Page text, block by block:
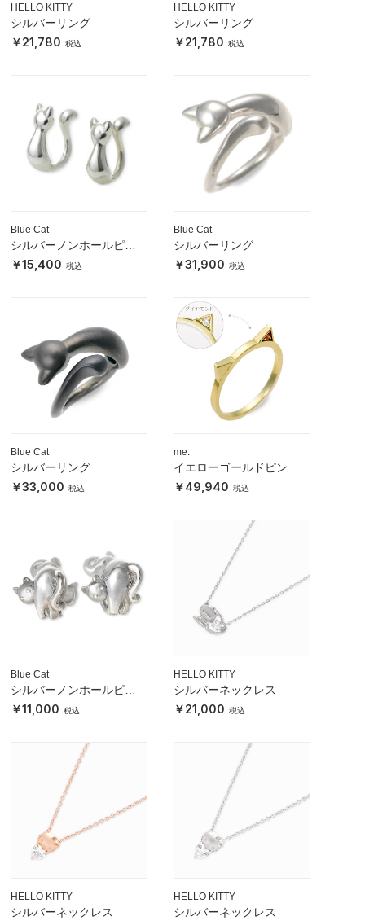
HELLO KITTY
シルバーリング
21,780
HELLO KITTY
シルバーリング
21,780
Blue Cat
シルバーノンホールピア
ス15,400
Blue Cat
シルバーリング
31,900
Blue Cat
シルバーリング
33,000
me.
イエローゴールドピンキ
ーリング
49,940
Blue Cat
シルバーノンホールピア
ス11,000
HELLO KITTY
シルバーネックレス
21,000
HELLO KITTY
シルバーネックレス
HELLO KITTY
シルバーネックレス